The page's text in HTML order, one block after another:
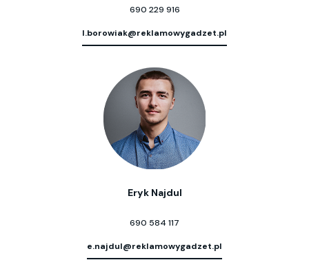
690 229 916
l.borowiak@reklamowygadzet.pl
Eryk Najdul
690 584 117
e.najdul@reklamowygadzet.pl